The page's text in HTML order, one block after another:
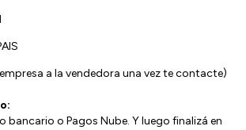
a la vendedora una vez te contacte)
o Pagos Nube. Y luego finalizá en